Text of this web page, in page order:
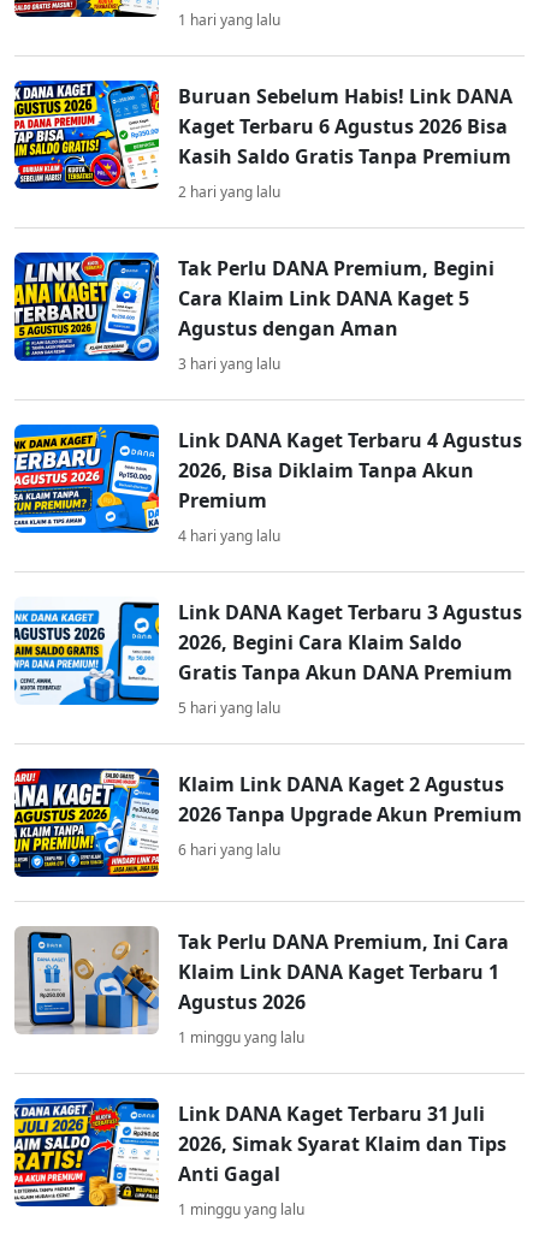
1 hari yang lalu
Buruan Sebelum Habis! Link DANA
Kaget Terbaru 6 Agustus 2026 Bisa
Kasih Saldo Gratis Tanpa Premium
2 hari yang lalu
Tak Perlu DANA Premium, Begini
Cara Klaim Link DANA Kaget 5
Agustus dengan Aman
3 hari yang lalu
Link DANA Kaget Terbaru 4 Agustus
2026, Bisa Diklaim Tanpa Akun
Premium
4 hari yang lalu
Link DANA Kaget Terbaru 3 Agustus
2026, Begini Cara Klaim Saldo
Gratis Tanpa Akun DANA Premium
5 hari yang lalu
Klaim Link DANA Kaget 2 Agustus
2026 Tanpa Upgrade Akun Premium
6 hari yang lalu
Tak Perlu DANA Premium, Ini Cara
Klaim Link DANA Kaget Terbaru 1
Agustus 2026
1 minggu yang lalu
Link DANA Kaget Terbaru 31 Juli
2026, Simak Syarat Klaim dan Tips
Anti Gagal
1 minggu yang lalu